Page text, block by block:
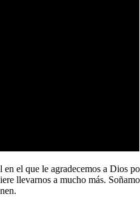
el que le agradecemos a Dios
llevarnos a mucho más.